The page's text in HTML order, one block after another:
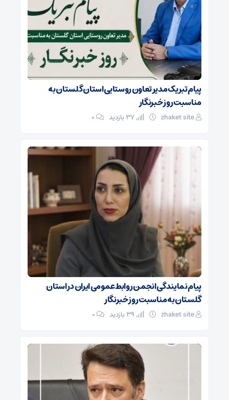
پیام تبریک مدیر تعاون روستایی استان گلستان به
مناسبت روز خبرنگار
zhaket site ۰
پیام نمایندگی انجمن روابط‌عمومی ایران در استان
گلستان به مناسبت روز خبرنگار
zhaket site ۰